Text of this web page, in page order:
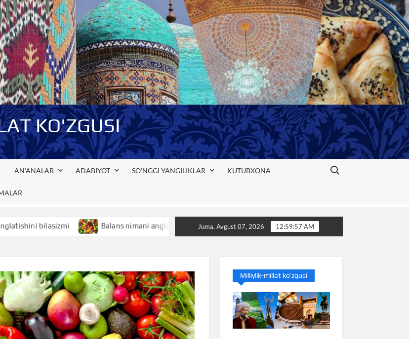
KO'ZGUSI
AN’ANALAR ADABIYOT SO’NGGI YANGILIKLAR KUTUBXONA
Search for:
bilasizmi Balans nimani anglatishini bilasizmi Bakterioz nimani anglatishini bilasizmi
Juma, Avgust 07, 2026 12:59:58 AM
Milliylik-millat ko’zgusi